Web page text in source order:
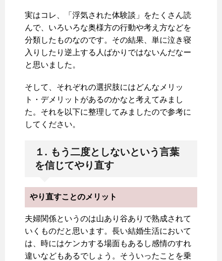
実はコレ、「浮気された体験談」をたくさん読
んで、いろいろな奥様方の行動や考え方などを
分類したものなのです。その結果、単に泣き寝
入りしたり逆上する人ばかりではないんだなー
と思いました。
そして、それぞれの選択肢にはどんなメリッ
ト・デメリットがあるのかなと考えてみまし
た。それを以下に整理してみましたので参考に
してください。
１. もう二度としないという言葉
を信じてやり直す
やり直すことのメリット
夫婦関係というのは山あり谷ありで熟成されて
いくものだと思います。長い結婚生活において
は、時にはケンカする場面もあるし感情のすれ
違いなどもあるでしょう。そういったことを乗